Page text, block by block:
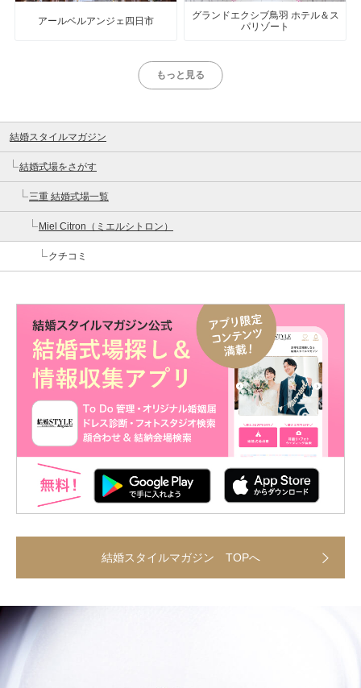
アールベルアンジェ四日市
グランドエクシブ鳥羽 ホテル＆ス
パリゾート
もっと見る
結婚スタイルマガジン
結婚式場をさがす
三重 結婚式場一覧
Miel Citron（ミエルシトロン）
クチコミ
結婚スタイルマガジン TOPへ